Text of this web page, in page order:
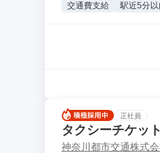
交通費支給 駅近5分以
正社員
タクシーチケッ
神奈川都市交通株式